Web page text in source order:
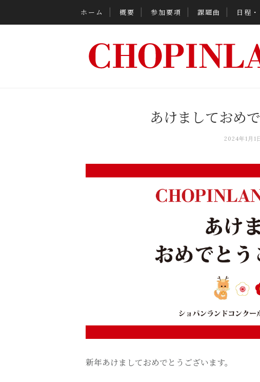
ホーム 概要 参加要項 課題曲 日程
あけましておめ
2024年1月1
新年あけましておめでとうございます。